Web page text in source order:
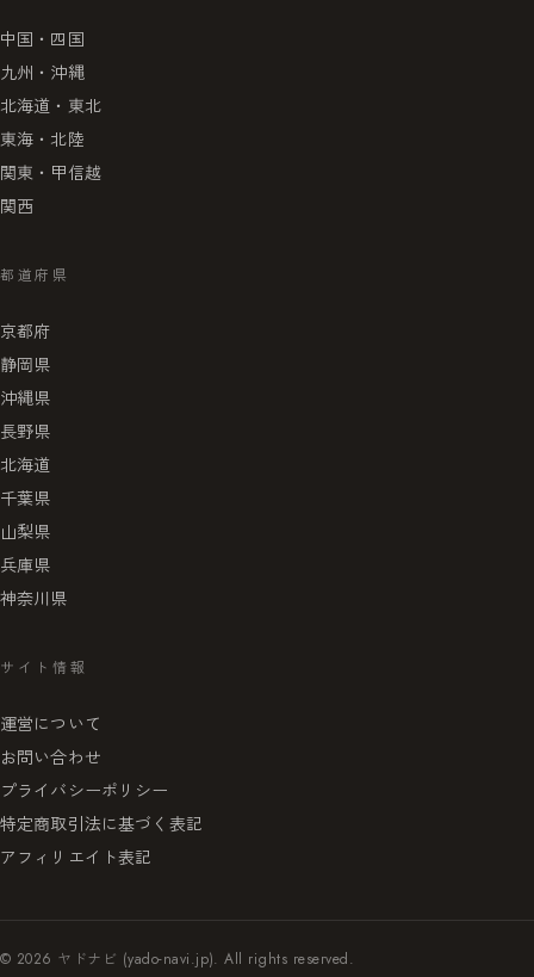
中国・四国
九州・沖縄
北海道・東北
東海・北陸
関東・甲信越
関西
都道府県
京都府
静岡県
沖縄県
長野県
北海道
千葉県
山梨県
兵庫県
神奈川県
サイト情報
運営について
お問い合わせ
プライバシーポリシー
特定商取引法に基づく表記
アフィリエイト表記
© 2026 ヤドナビ (yado-navi.jp). All rights reserved.